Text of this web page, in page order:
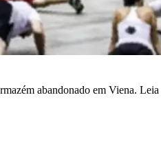
abandonado em Viena.